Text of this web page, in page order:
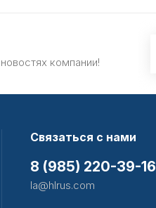
компании!
Связаться с нами
8 (985) 220-39-16
la@hlrus.com